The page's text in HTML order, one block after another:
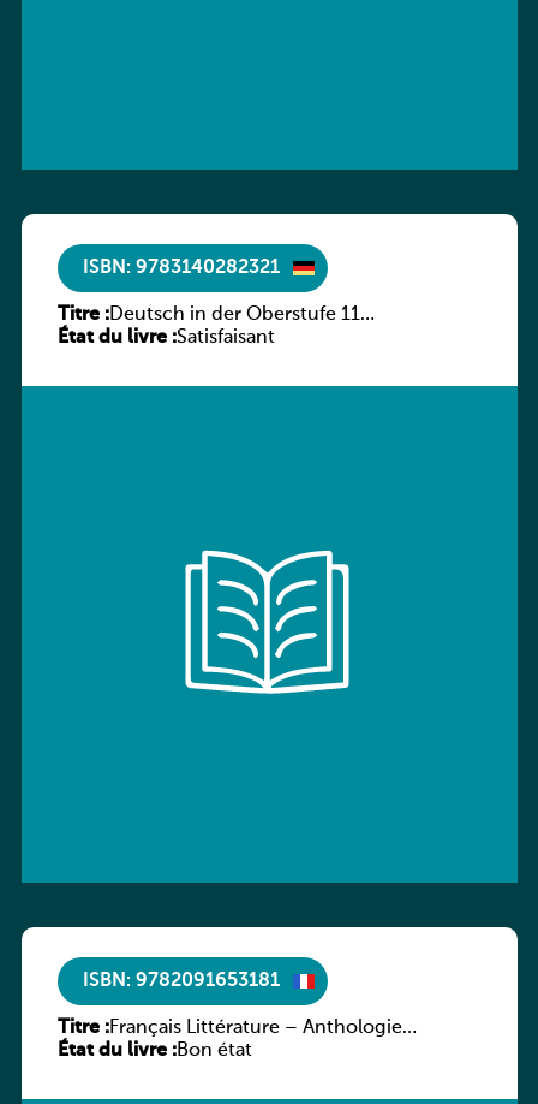
ISBN: 9783140282321
Titre :Deutsch in der Oberstufe 11
(Schülerbuch) Ausgabe Bayern
État du livre :Satisfaisant
ISBN: 9782091653181
Titre :Français Littérature – Anthologie
chronologique 2de/1re
État du livre :Bon état